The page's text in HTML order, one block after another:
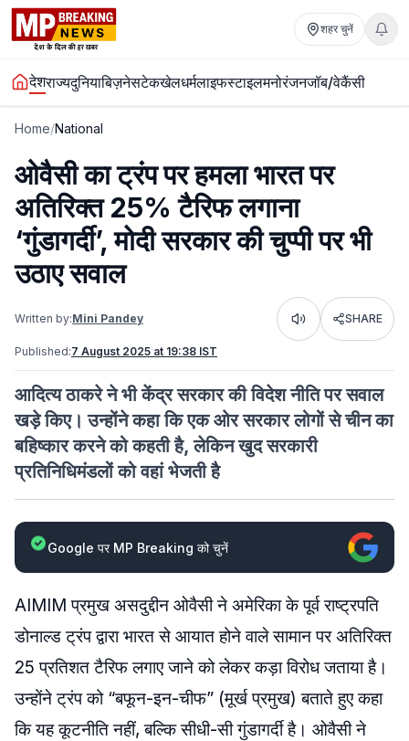
शहर चुनें
देशराज्यदुनियाबिज़नेसटेकखेलधर्मलाइफस्टाइलमनोरंजनजॉब/वेकैंसी
Home/National
ओवैसी का ट्रंप पर हमला भारत पर
अतिरिक्त 25% टैरिफ लगाना
‘गुंडागर्दी’, मोदी सरकार की चुप्पी पर भी
उठाए सवाल
Written by:Mini Pandey Listen SHARE
Published:7 August 2025 at 19:38 IST
आदित्य ठाकरे ने भी केंद्र सरकार की विदेश नीति पर सवाल
खड़े किए। उन्होंने कहा कि एक ओर सरकार लोगों से चीन का
बहिष्कार करने को कहती है, लेकिन खुद सरकारी
प्रतिनिधिमंडलों को वहां भेजती है
Google पर MP Breaking को चुनें
AIMIM प्रमुख असदुद्दीन ओवैसी ने अमेरिका के पूर्व राष्ट्रपति
डोनाल्ड ट्रंप द्वारा भारत से आयात होने वाले सामान पर अतिरिक्त
25 प्रतिशत टैरिफ लगाए जाने को लेकर कड़ा विरोध जताया है।
उन्होंने ट्रंप को “बफून-इन-चीफ” (मूर्ख प्रमुख) बताते हुए कहा
कि यह कूटनीति नहीं, बल्कि सीधी-सी गुंडागर्दी है। ओवैसी ने